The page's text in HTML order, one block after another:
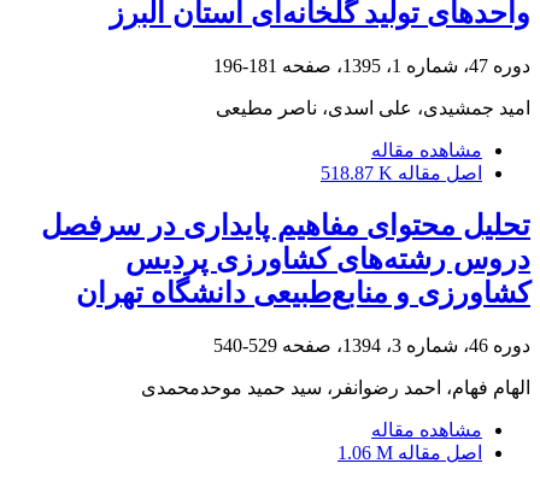
واحدهای تولید گلخانه‌ای استان البرز
دوره 47، شماره 1، 1395، صفحه 181-196
امید جمشیدی، علی اسدی، ناصر مطیعی
مشاهده مقاله
اصل مقاله 518.87 K
تحلیل محتوای مفاهیم پایداری در سرفصل
دروس رشته‌های کشاورزی پردیس
کشاورزی و منابع‌طبیعی دانشگاه تهران
دوره 46، شماره 3، 1394، صفحه 529-540
الهام فهام، احمد رضوانفر، سید حمید موحدمحمدی
مشاهده مقاله
اصل مقاله 1.06 M